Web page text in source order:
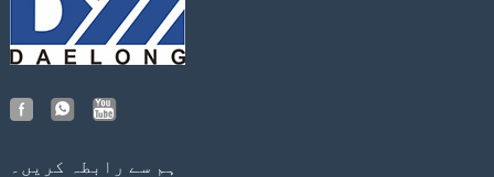
ہم سے رابطہ کریں۔